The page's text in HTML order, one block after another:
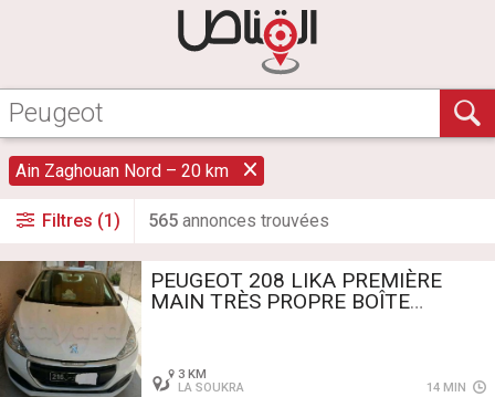
Ain Zaghouan Nord – 20 km
Filtres (1) 565 annonces trouvées
PEUGEOT 208 LIKA PREMIÈRE
MAIN TRÈS PROPRE BOÎTE
3 KM
LA SOUKRA
14 MIN